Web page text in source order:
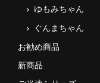
ゆもみちゃん
ぐんまちゃん
お勧め商品
新商品